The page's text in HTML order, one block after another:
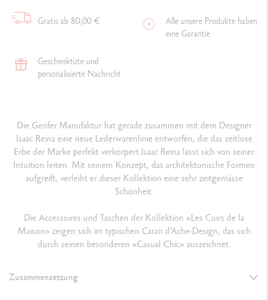
Gratis ab 80,00 €
Alle unsere Produkte haben
eine Garantie.
Geschenktüte und
personalisierte Nachricht
Die Genfer Manufaktur hat gerade zusammen mit dem Designer
Isaac Reina eine neue Lederwarenlinie entworfen, die das zeitlose
Erbe der Marke perfekt verkörpert.Isaac Reina lässt sich von seiner
Intuition leiten. Mit seinem Konzept, das architektonische Formen
aufgreift, verleiht er dieser Kollektion eine sehr zeitgemässe
Schönheit.
Die Accessoires und Taschen der Kollektion «Les Cuirs de la
Maison» zeigen sich im typischen Caran d’Ache-Design, das sich
durch seinen besonderen «Casual Chic» auszeichnet.
Zusammensetzung